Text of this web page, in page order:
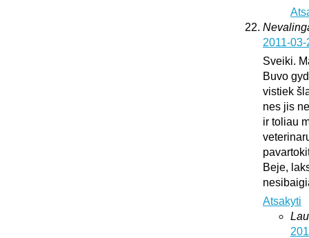
2011-
Sveiki.
Buvo
vistiek
nes jis
ir toliau
Beje,
Atsakyti